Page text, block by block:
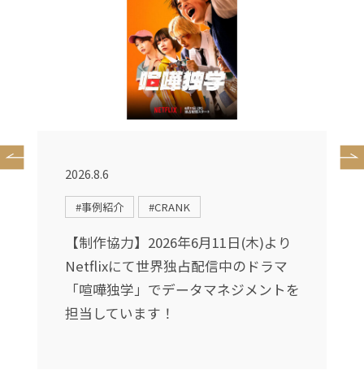
2026.8.6
#事例紹介 #CRANK
【制作協力】2026年6月11日(木)より
Netflixにて世界独占配信中のドラマ
「喧嘩独学」でデータマネジメントを
担当しています！